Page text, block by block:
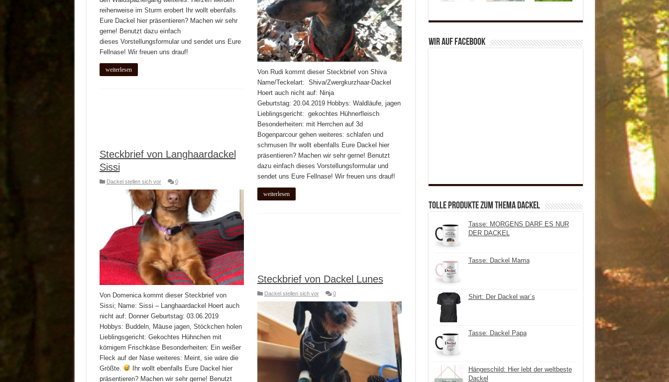
reihenweise im Sturm erobert Ihr wollt ebenfalls
Eure Dackel hier präsentieren? Machen wir sehr
gerne! Benutzt dazu einfach
dieses Vorstellungsformular und sendet uns Eure
Fellnase! Wir freuen uns drauf!
weiterlesen
Von Rudi kommt dieser Steckbrief von Shiva
Name/Teckelart: Shiva/Zwergkurzhaar-Dackel
Hoert auch nicht auf: Ninja
Geburtstag: 20.04.2019 Hobbys: Waldläufe, jagen
Lieblingsgericht: gekochtes Hühnerfleisch
Besonderheiten: mit Herrchen auf 3d
Bogenparcour gehen weiteres: schlafen und
schmusen Ihr wollt ebenfalls Eure Dackel hier
präsentieren? Machen wir sehr gerne! Benutzt
dazu einfach dieses Vorstellungsformular und
sendet uns Eure Fellnase! Wir freuen uns drauf!
weiterlesen
Steckbrief von Langhaardackel
Sissi
Dackel stellen sich vor 0
Von Domenica kommt dieser Steckbrief von
Sissi; Name: Sissi – Langhaardackel Hoert auch
nicht auf: Donner Geburtstag: 03.06.2019
Hobbys: Buddeln, Mäuse jagen, Stöckchen holen
Lieblingsgericht: Gekochtes Hühnchen mit
körnigem Frischkäse Besonderheiten: Ein weißer
Fleck auf der Nase weiteres: Meint, sie wäre die
Größte.
Ihr wollt ebenfalls Eure Dackel hier
präsentieren? Machen wir sehr gerne! Benutzt
Steckbrief von Dackel Lunes
Dackel stellen sich vor 0
Wir auf Facebook
tolle Produkte zum Thema Dackel
Tasse: MORGENS DARF ES NUR
DER DACKEL
Tasse: Dackel Mama
Shirt: Der Dackel war´s
Tasse: Dackel Papa
Hängeschild: Hier lebt der weltbeste
Dackel